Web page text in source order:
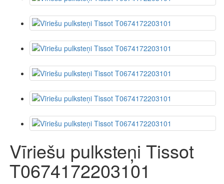
Vīriešu pulksteņi Tissot
T0674172203101